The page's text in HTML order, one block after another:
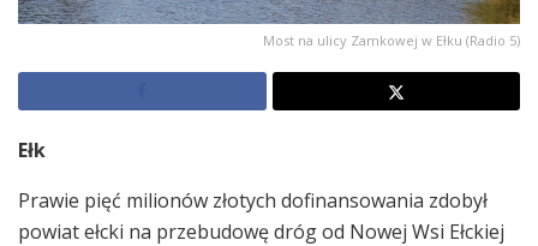
Most na ulicy Zamkowej w Ełku (Radio 5)
Ełk
Prawie pięć milionów złotych dofinansowania zdobył
powiat ełcki na przebudowę dróg od Nowej Wsi Ełckiej